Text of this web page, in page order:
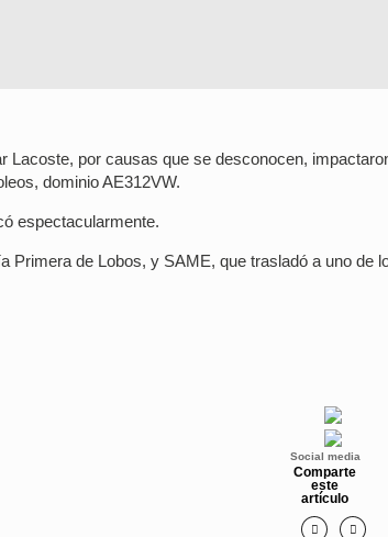
por causas que se desconocen,
dominio AE312VW.
espectacularmente.
Primera de Lobos, y SAME, que trasladó a uno de
Social media
Comparte
este
artículo

